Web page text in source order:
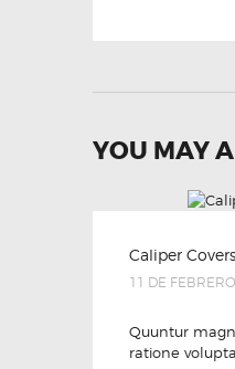
YOU MAY
Caliper Covers
11 DE
Quuntur
ratione